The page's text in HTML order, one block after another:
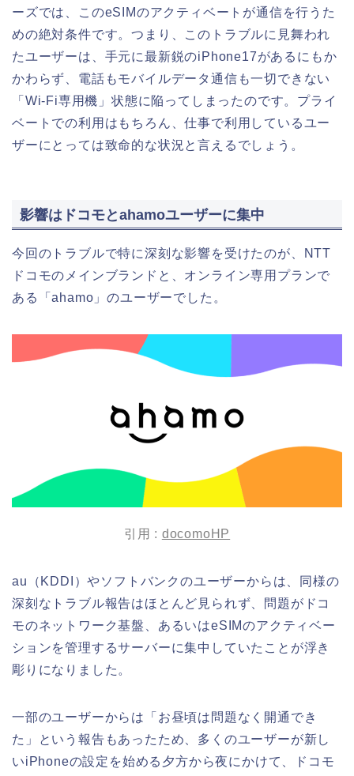
ーズでは、このeSIMのアクティベートが通信を行うた
めの絶対条件です。つまり、このトラブルに見舞われ
たユーザーは、手元に最新鋭のiPhone17があるにもか
かわらず、電話もモバイルデータ通信も一切できない
「Wi-Fi専用機」状態に陥ってしまったのです。プライ
ベートでの利用はもちろん、仕事で利用しているユー
ザーにとっては致命的な状況と言えるでしょう。
影響はドコモとahamoユーザーに集中
今回のトラブルで特に深刻な影響を受けたのが、NTT
ドコモのメインブランドと、オンライン専用プランで
ある「ahamo」のユーザーでした。
引用 : docomoHP
au（KDDI）やソフトバンクのユーザーからは、同様の
深刻なトラブル報告はほとんど見られず、問題がドコ
モのネットワーク基盤、あるいはeSIMのアクティベー
ションを管理するサーバーに集中していたことが浮き
彫りになりました。
一部のユーザーからは「お昼頃は問題なく開通でき
た」という報告もあったため、多くのユーザーが新し
いiPhoneの設定を始める夕方から夜にかけて、ドコモ